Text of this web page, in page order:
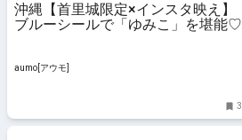
沖縄【首里城限定×インスタ映え】
ブルーシールで「ゆみこ」を堪能♡
aumo[アウモ]
3